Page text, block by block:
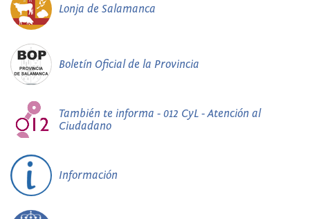
Lonja de Salamanca
Boletín Oficial de la Provincia
También te informa - 012 CyL - Atención al
Ciudadano
Información